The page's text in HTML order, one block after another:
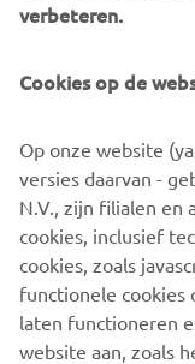
and V MAX SHO
to today’s breed
adventure boats -
their fun-loving,
verbeteren.
Cookies op de
Op onze website
versies daarvan -
N.V., zijn filialen en
cookies, inclusief
cookies, zoals
functionele cookies
laten functioneren
website aan, zoals